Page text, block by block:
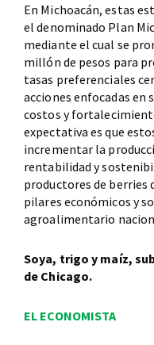
En Michoacán, estas
el denominado Plan
mediante el cual se
millón de pesos para
tasas preferenciales
acciones enfocadas en
costos y
expectativa es que
incrementar la
rentabilidad y
productores de berries
pilares económicos y
agroalimentario
Soya, trigo y maíz,
de Chicago.
EL ECONOMISTA